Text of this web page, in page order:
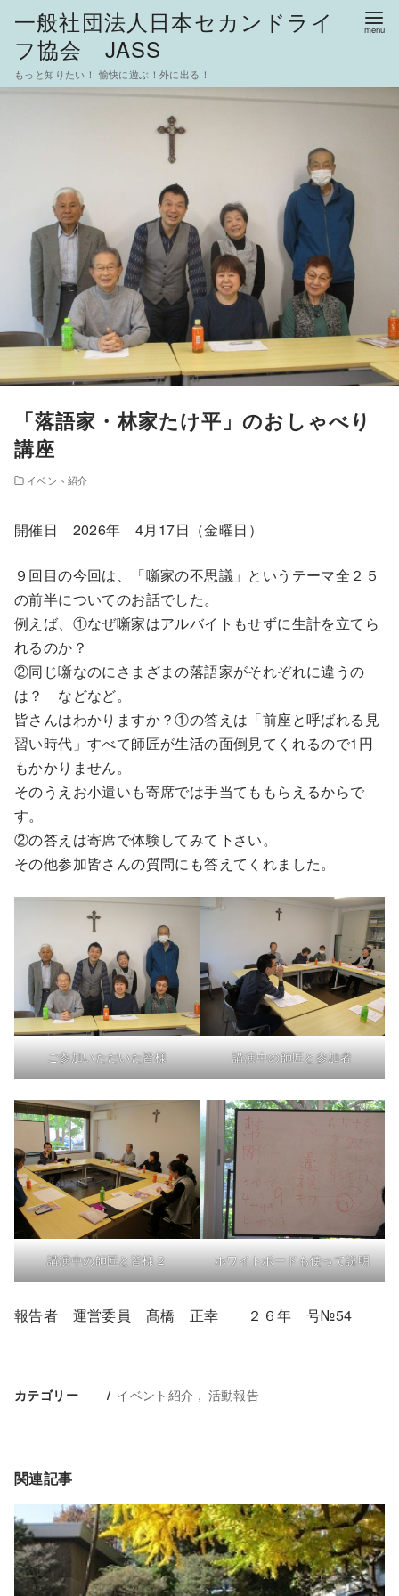
一般社団法人日本セカンドライ
フ協会 JASS
もっと知りたい！ 愉快に遊ぶ！外に出る！
「落語家・林家たけ平」のおしゃべり
講座
イベント紹介
開催日 2026年 4月17日（金曜日）
９回目の今回は、「噺家の不思議」というテーマ全２５
の前半についてのお話でした。
例えば、①なぜ噺家はアルバイトもせずに生計を立てら
れるのか？
②同じ噺なのにさまざまの落語家がそれぞれに違うの
は？ などなど。
皆さんはわかりますか？①の答えは「前座と呼ばれる見
習い時代」すべて師匠が生活の面倒見てくれるので1円
もかかりません。
そのうえお小遣いも寄席では手当てももらえるからで
す。
②の答えは寄席で体験してみて下さい。
その他参加皆さんの質問にも答えてくれました。
ご参加いただいた皆様 講演中の師匠と参加者
講演中の師匠と皆様２ ホワイトボードも使って説明
報告者 運営委員 髙橋 正幸 ２６年 号№54
カテゴリー イベント紹介 活動報告
関連記事